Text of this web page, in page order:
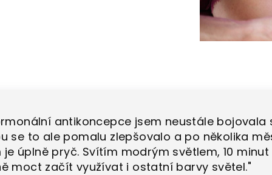
antikoncepce jsem neustále bojovala
se to ale pomalu zlepšovalo a po několika
úplně pryč. Svítím modrým světlem, 10
moct začít využívat i ostatní barvy světel."